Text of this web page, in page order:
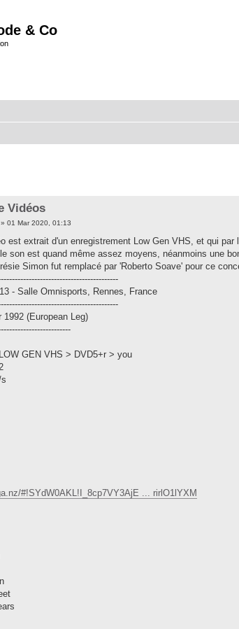
& Co
Vidéos
» 01 Mar 2020, 01:13
est extrait d'un enregistrement Low Gen VHS, et qui par
son est quand même assez moyens, néanmoins une
Simon fut remplacé par 'Roberto Soave' pour ce
- Salle Omnisports, Rennes, France
1992 (European Leg)
GEN VHS > DVD5+r > you
#!SYdW0AKL!I_8cp7VY3AjE ... rirlO1lYXM